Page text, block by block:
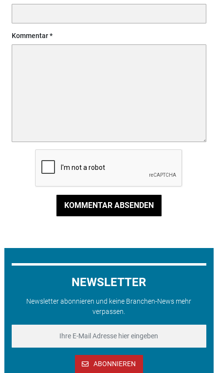
Kommentar
KOMMENTAR ABSENDEN
NEWSLETTER
Newsletter abonnieren und keine Branchen-News mehr
verpassen.
ABONNIEREN